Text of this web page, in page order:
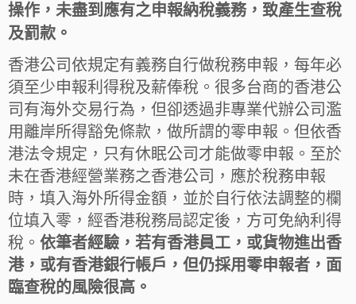
操作，未盡到應有之申報納稅義務，致產生查稅
及罰款。
香港公司依規定有義務自行做稅務申報，每年必
須至少申報利得稅及薪俸稅。很多台商的香港公
司有海外交易行為，但卻透過非專業代辦公司濫
用離岸所得豁免條款，做所謂的零申報。但依香
港法令規定，只有休眠公司才能做零申報。至於
未在香港經營業務之香港公司，應於稅務申報
時，填入海外所得金額，並於自行依法調整的欄
位填入零，經香港稅務局認定後，方可免納利得
稅。 依筆者經驗，若有香港員工，或貨物進出香
港，或有香港銀行帳戶，但仍採用零申報者，面
臨查稅的風險很高。